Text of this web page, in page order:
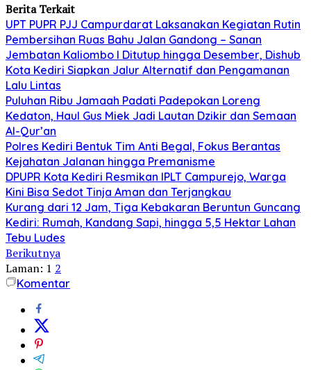
Berita Terkait
UPT PUPR PJJ Campurdarat Laksanakan Kegiatan Rutin
Pembersihan Ruas Bahu Jalan Gandong – Sanan
Jembatan Kaliombo I Ditutup hingga Desember, Dishub
Kota Kediri Siapkan Jalur Alternatif dan Pengamanan
Lalu Lintas
Puluhan Ribu Jamaah Padati Padepokan Loreng
Kedaton, Haul Gus Miek Jadi Lautan Dzikir dan Semaan
Al-Qur’an
Polres Kediri Bentuk Tim Anti Begal, Fokus Berantas
Kejahatan Jalanan hingga Premanisme
DPUPR Kota Kediri Resmikan IPLT Campurejo, Warga
Kini Bisa Sedot Tinja Aman dan Terjangkau
Kurang dari 12 Jam, Tiga Kebakaran Beruntun Guncang
Kediri: Rumah, Kandang Sapi, hingga 5,5 Hektar Lahan
Tebu Ludes
Berikutnya
Laman: 1 2
Komentar